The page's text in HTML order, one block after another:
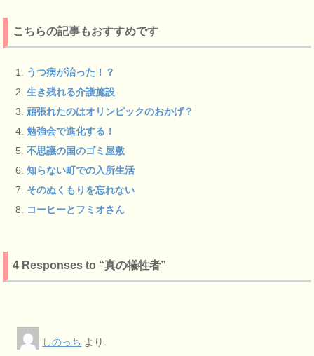
こちらの記事もおすすめです
うつ病が治った！？
生き残れる介護施設
頑張れたのはオリンピックのおかげ？
勉強会で進化する！
不思議の国のゴミ屋敷
知らない町での入所生活
そのぬくもりを忘れない
コーヒーとフミオさん
4 Responses to “真の犠牲者”
しのっち より: